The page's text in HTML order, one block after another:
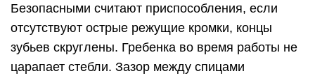
Безопасными считают приспособления, если
отсутствуют острые режущие кромки, концы
зубьев скруглены. Гребенка во время работы не
царапает стебли. Зазор между спицами